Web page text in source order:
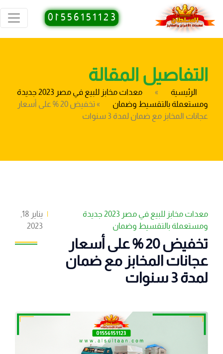
0 1 5 5 6 1 5 1 1 2 3
التفاصيل المقالة
الرئيسية »
معدات مخابز للبيع في مصر 2023 جديدة
ومستعملة بالتقسيط وضمان
»
تخفيض 20 % على أسعار
عجانات المخابز مع ضمان لمدة 3 سنوات
معدات مخابز للبيع في مصر 2023 جديدة
ومستعملة بالتقسيط وضمان
يناير 18,
2023
تخفيض 20 % على أسعار
عجانات المخابز مع ضمان
لمدة 3 سنوات